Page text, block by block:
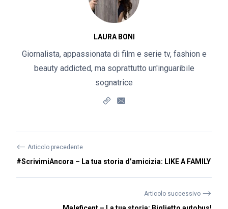
LAURA BONI
Giornalista, appassionata di film e serie tv, fashion e
beauty addicted, ma soprattutto un'inguaribile
sognatrice
⟵ Articolo precedente
#ScrivimiAncora – La tua storia d’amicizia: LIKE A FAMILY
Articolo successivo ⟶